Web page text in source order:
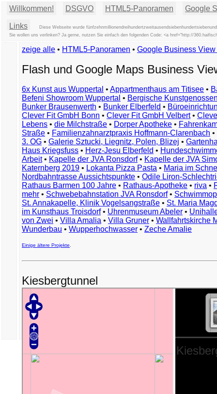
Willkommen! DSGVO HTML5-Panoramen Google
Links
Diese Webseite wurde
Sie wollen uns verlinken? Ja gerne, nutzen Sie einfach den folgenden Code: <a href="http://
zeige alle • HTML5-Panoramen • Google Business
Flash und Google Maps Business
6x Kunst aus Wuppertal • Appartmenthaus am Titisee •
Befeni Showroom Wuppertal • Bergische
Bunker Brausenwerth • Bunker Elberfeld •
Clever Fit GmbH Bonn • Clever Fit GmbH Velbert•
Lebens • die Milchstraße • Dorper Apotheke •
Straße • Familienzahnarztpraxis Hoffmann-Clarenbach •
3. OG • Galerie Sztucki, Liegnitz, Polen, Blizej •
Haus Kriegsfuss • Herz-Jesu Elberfeld •
Arbeit• Kapelle der JVA Ronsdorf• Kapelle der JVA
Katernberg 2019 • Lokanta Pizza Pasta • Maria im
Nordbahntrasse Aussichtspunkte • Odile Liron-
Rathaus Barmen 100 Jahre • Rathaus-Apotheke • riva •
mehr • Schwebebahnstation JVA Ronsdorf•
St. Annakapelle, Klinik Vogelsangstraße • St. Maria
im Kunsthaus Troisdorf• Uhrenmuseum Abeler •
von Zwei • Villa Amalia • Villa Gruner • Wallfahrtskirche
Wunderbau • Wupperhochwasser • Zeche Amalie
Einige ältere Projekte
Kiesbergtunnel